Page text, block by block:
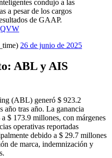
condujo a las
a pesar de los cargos
de GAAP.
26 de junio de 2025
ABL y AIS
(ABL) generó $ 923.2
año tras año. La ganancia
$ 173.9 millones, con márgenes
operativas reportadas
debido a $ 29.7 millones
de marca, indemnización y